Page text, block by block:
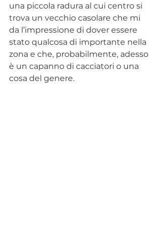
una piccola radura al cui centro si
trova un vecchio casolare che mi
da l’impressione di dover essere
stato qualcosa di importante nella
zona e che, probabilmente, adesso
è un capanno di cacciatori o una
cosa del genere.